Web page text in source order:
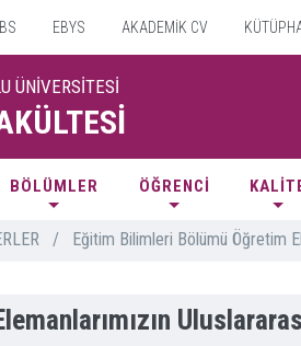
EBYS AKADEMİK CV
ÜNİVERSİTESİ
BÖLÜMLER ÖĞRENCİ
/ Eğitim Bilimleri Bölümü Öğretim